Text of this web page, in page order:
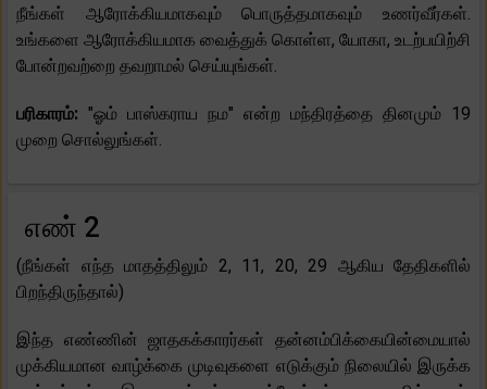
நீங்கள் ஆரோக்கியமாகவும் பொருத்தமாகவும் உணர்வீர்கள்.
உங்களை ஆரோக்கியமாக வைத்துக் கொள்ள, யோகா, உடற்பயிற்சி
போன்றவற்றை தவறாமல் செய்யுங்கள்.
பரிகாரம்: "ஓம் பாஸ்கராய நம" என்ற மந்திரத்தை தினமும் 19
முறை சொல்லுங்கள்.
எண் 2
(நீங்கள் எந்த மாதத்திலும் 2, 11, 20, 29 ஆகிய தேதிகளில்
பிறந்திருந்தால்)
இந்த எண்ணின் ஜாதகக்காரர்கள் தன்னம்பிக்கையின்மையால்
முக்கியமான வாழ்க்கை முடிவுகளை எடுக்கும் நிலையில் இருக்க